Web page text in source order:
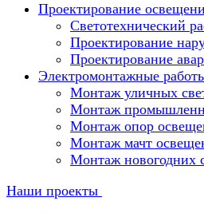
Проектирование
Светотехнический
Проектирование
Проектирование
Электромонтажные
Монтаж уличных
Монтаж
Монтаж опор
Монтаж мачт
Монтаж новогодних
Наши проекты